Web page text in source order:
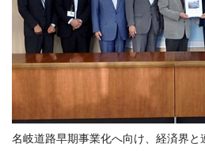
名岐道路早期事業化へ向け、経済界と